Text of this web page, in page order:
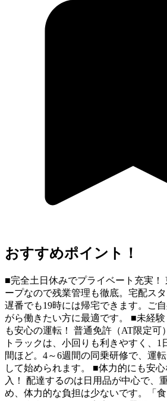
おすすめポイント！
■完全土日休みでプライベート充実！
ープなので残業管理も徹底。宅配ス
遅番でも19時には帰宅できます。ご
がら働きたい方に最適です。 ■未経
も安心の運転！ 普通免許（AT限定可
トラックは、小回りも利きやすく、1
間ほど。4～6週間の同乗研修で、運
して始められます。 ■体力的にも安
入！ 配達するのは日用品が中心で、
め、体力的な負担は少ないです。「